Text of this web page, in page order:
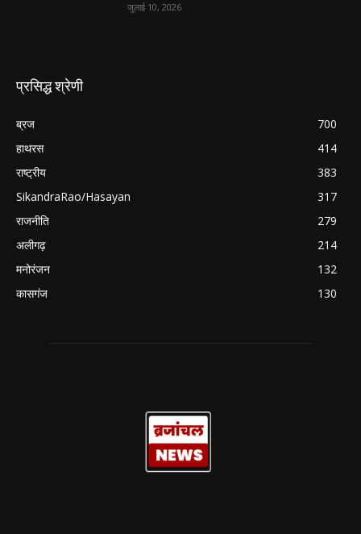
जुलाई 10, 2026
प्रसिद्ध श्रेणी
ब्रज
700
हाथरस
414
राष्ट्रीय
383
SikandraRao/Hasayan
317
राजनीति
279
अलीगढ़
214
मनोरंजन
132
कासगंज
130